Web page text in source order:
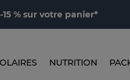
% sur votre panier*
NUTRITION